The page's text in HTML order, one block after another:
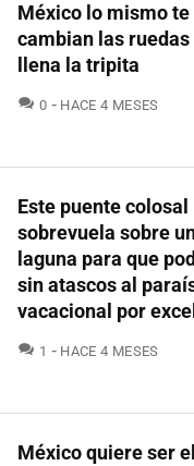
México lo mismo te
cambian las ruedas
llena la tripita
0 COMENTARIOS
HACE 4 MESES
Este puente colosal
sobrevuela sobre
laguna para que
sin atascos al
vacacional por
1 COMENTARIOS
HACE 4 MESES
México quiere ser